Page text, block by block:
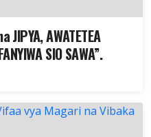
JIPYA, AWATETEA
SIO SAWA”.